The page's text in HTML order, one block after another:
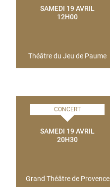
SAMEDI 19 AVRIL
12H00
Théâtre du Jeu de Paume
CONCERT
SAMEDI 19 AVRIL
20H30
Grand Théâtre de Provence